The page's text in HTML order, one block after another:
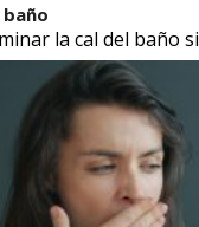
la cal del baño